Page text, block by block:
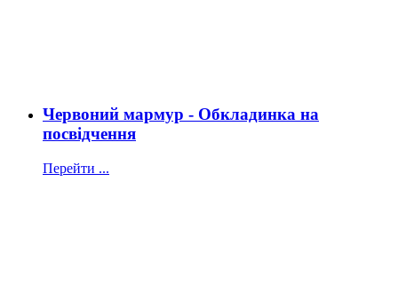
Червоний мармур - Обкладинка на
посвідчення
Перейти ...